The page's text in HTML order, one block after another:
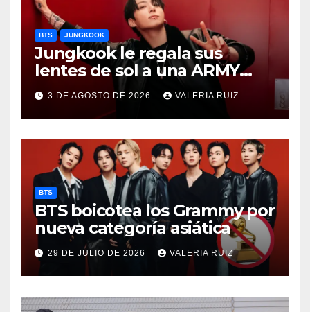
BTS JUNGKOOK
Jungkook le regala sus
lentes de sol a una ARMY
durante concierto de BTS
3 DE AGOSTO DE 2026 VALERIA RUIZ
BTS
BTS boicotea los Grammy por
nueva categoría asiática
29 DE JULIO DE 2026 VALERIA RUIZ